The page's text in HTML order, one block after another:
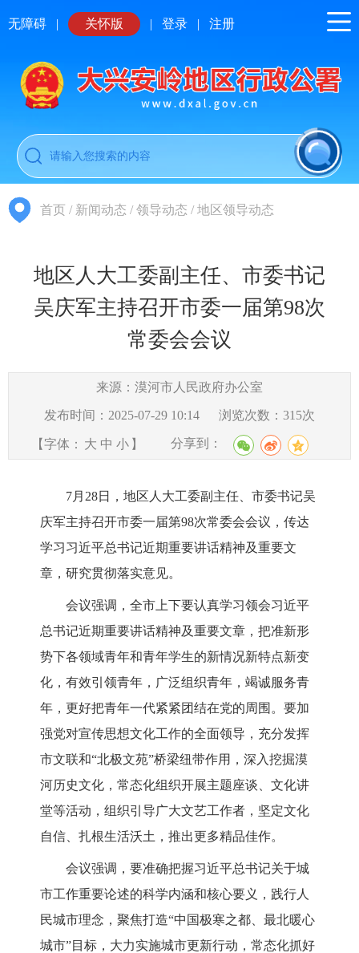
无障碍 | 关怀版 | 登录 | 注册
首页 / 新闻动态 /领导动态 /地区领导动态
地区人大工委副主任、市委书记
吴庆军主持召开市委一届第98次
常委会会议
来源：漠河市人民政府办公室
发布时间：2025-07-29 10:14 浏览次数： 315次
【字体： 大 中 小 】 分享到：
7月 28日，地区人大工委副主任、市委书记吴
庆军主持召开市委一届第98次常委会会议 ，传达
学习习近平总书记近期重要讲话精神及重要文
章，研究贯彻落实意见。
会议强调，全市上下要认真学习领会习近平
总书记近期重要讲话精神及重要文章，把准新形
势下各领域青年和青年学生的新情况新特点新变
化，有效引领青年，广泛组织青年，竭诚服务青
年，更好把青年一代紧紧团结在党的周围。要加
强党对宣传思想文化工作的全面领导，充分发挥
市文联和“北极文苑”桥梁纽带作用，深入挖掘漠
河历史文化，常态化组织开展主题座谈、文化讲
堂等活动，组织引导广大文艺工作者，坚定文化
自信、扎根生活沃土，推出更多精品佳作。
会议强调，要准确把握习近平总书记关于城
市工作重要论述的科学内涵和核心要义，践行人
民城市理念，聚焦打造“中国极寒之都、最北暖心
城市”目标，大力实施城市更新行动，常态化抓好